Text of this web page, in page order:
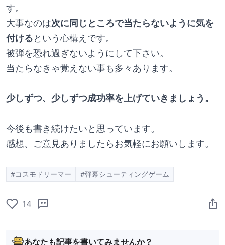
す。
大事なのは次に同じところで当たらないように気を
付けるという心構えです。
被弾を恐れ過ぎないようにして下さい。
当たらなきゃ覚えない事も多々あります。
少しずつ、少しずつ成功率を上げていきましょう。
今後も書き続けたいと思っています。
感想、ご意見ありましたらお気軽にお願いします。
#コスモドリーマー #弾幕シューティングゲーム
14
あなたも記事を書いてみませんか？